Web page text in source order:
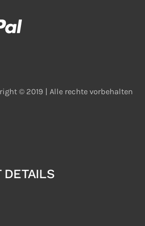
© 2019 | Alle rechte vorbehalten
DETAILS